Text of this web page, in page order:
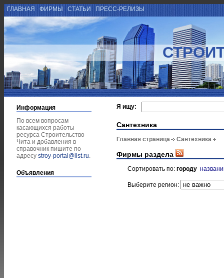
ГЛАВНАЯ ФИРМЫ СТАТЬИ ПРЕСС-РЕЛИЗЫ
Информация
По всем вопросам
касающихся работы
ресурса Строительство
Чита и добавления в
справочник пишите по
адресу stroy-portal@list.ru.
Объявления
Я ищу:
Сантехника
Главная страница Сантехника
Фирмы раздела
Сортировать по: городу
Выберите регион: